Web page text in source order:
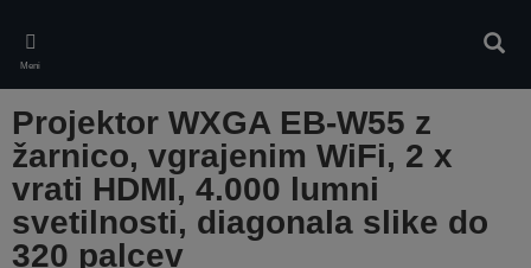
main
content
Meni
Projektor WXGA EB-W55 z
žarnico, vgrajenim WiFi, 2 x
vrati HDMI, 4.000 lumni
svetilnosti, diagonala slike do
320 palcev